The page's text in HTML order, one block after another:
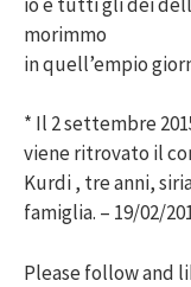
morimmo
in quell’empio
* Il 2 settembre
viene ritrovato il
Kurdi , tre anni,
famiglia. – 19/02/
Please follow and